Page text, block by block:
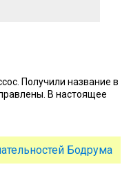
Получили название в
В настоящее
Бодрума